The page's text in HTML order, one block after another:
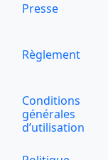
Presse
Règlement
Conditions
générales
d’utilisation